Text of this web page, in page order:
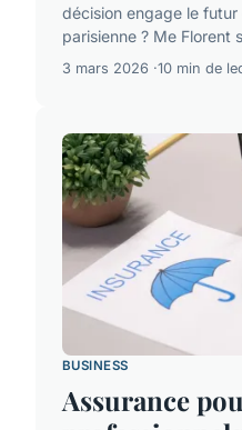
décision engage le
parisienne ? Me Florent
3 mars 2026 10 min de
BUSINESS
Assurance